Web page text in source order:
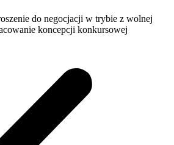
do negocjacji w trybie z wolnej
koncepcji konkursowej